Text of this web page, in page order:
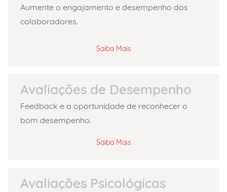
Aumente o engajamento e desempenho dos
colaboradores.
Saiba Mais
Avaliações de Desempenho
Feedback e a oportunidade de reconhecer o
bom desempenho.
Saiba Mais
Avaliações Psicológicas